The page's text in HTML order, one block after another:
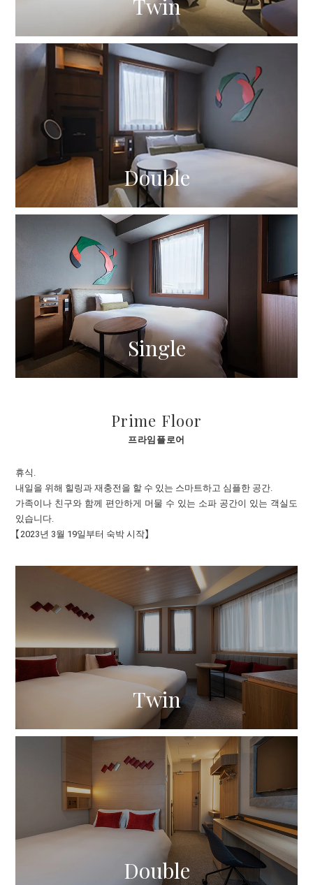
Twin
Double
Single
Prime Floor
프라임플로어
휴식.
내일을 위해 힐링과 재충전을 할 수 있는 스마트하고 심플한 공간.
가족이나 친구와 함께 편안하게 머물 수 있는 소파 공간이 있는 객실도
있습니다.
【2023년 3월 19일부터 숙박 시작】
Twin
Double